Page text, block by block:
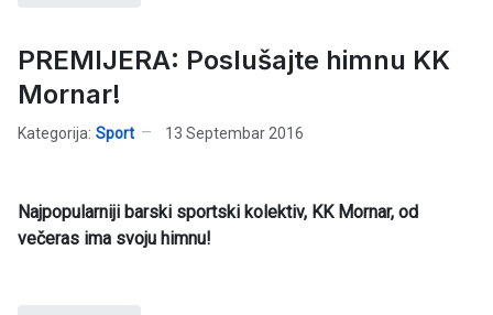
PREMIJERA: Poslušajte himnu KK
Mornar!
Kategorija: Sport 13 Septembar 2016
Najpopularniji barski sportski kolektiv, KK Mornar, od
večeras ima svoju himnu!